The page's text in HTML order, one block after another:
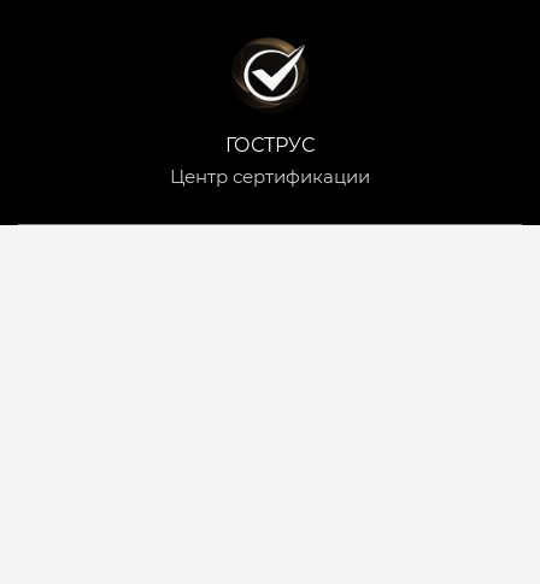
ГОСТРУС
Центр сертификации